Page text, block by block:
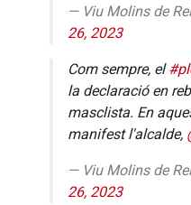
— Viu Molins de
26, 2023
Com sempre, el
la declaració en
masclista. En
manifest l'alcalde,
— Viu Molins de
26, 2023